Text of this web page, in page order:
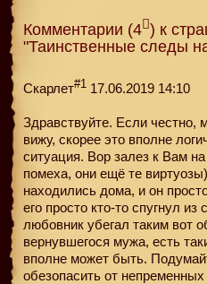
Комментарии (4 ) к
"Таинственные следы
Скарлет#1 17.06.2019 14:10
Здравствуйте. Если честно,
вижу, скорее это вполне
ситуация. Вор залез к Вам
помеха, они ещё те
находились дома, и он
его просто кто-то спугнул
любовник убегал таким вот
вернувшегося мужа, есть
вполне может быть.
обезопасить от непременных